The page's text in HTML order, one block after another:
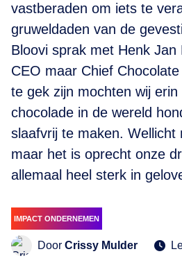
vastberaden om iets te
gruweldaden van de
Bloovi sprak met Henk Jan
CEO maar Chief
te gek zijn mochten wij
chocolade in de wereld
slaafvrij te maken. Wellicht
maar het is oprecht onze
allemaal heel sterk in
IMPACT ONDERNEMEN
Door Crissy Mulder